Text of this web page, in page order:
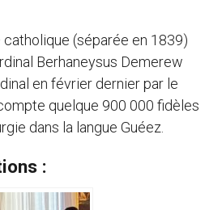
catholique (séparée en 1839)
Berhaneysus Demerew
en février dernier par le
quelque 900 000 fidèles
dans la langue Guéez.
: